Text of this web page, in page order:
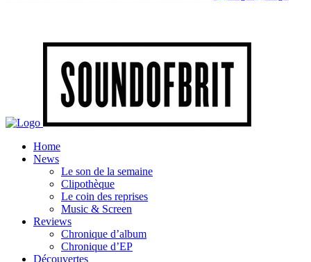
Home
News
Le son de la semaine
Clipothèque
Le coin des reprises
Music & Screen
Reviews
Chronique d’album
Chronique d’EP
Découvertes